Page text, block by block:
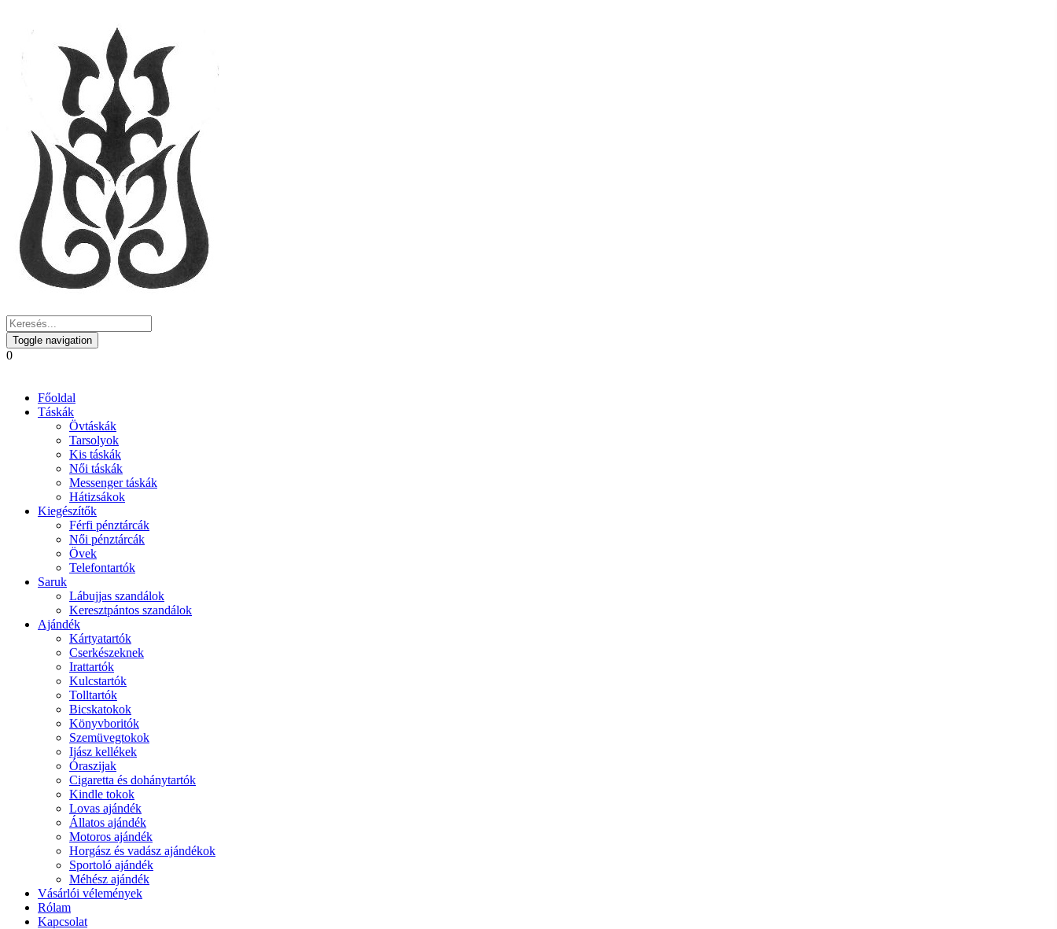
Toggle navigation
0
Főoldal
Táskák
Övtáskák
Tarsolyok
Kis táskák
Női táskák
Messenger táskák
Hátizsákok
Kiegészítők
Férfi pénztárcák
Női pénztárcák
Övek
Telefontartók
Saruk
Lábujjas szandálok
Keresztpántos szandálok
Ajándék
Kártyatartók
Cserkészeknek
Irattartók
Kulcstartók
Tolltartók
Bicskatokok
Könyvboritók
Szemüvegtokok
Ijász kellékek
Óraszijak
Cigaretta és dohánytartók
Kindle tokok
Lovas ajándék
Állatos ajándék
Motoros ajándék
Horgász és vadász ajándékok
Sportoló ajándék
Méhész ajándék
Vásárlói vélemények
Rólam
Kapcsolat